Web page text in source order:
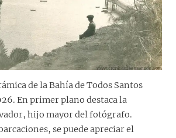
de la Bahía de Todos Santos
En primer plano destaca la
hijo mayor del fotógrafo.
se puede apreciar el